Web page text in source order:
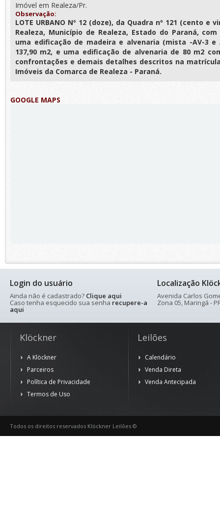
Imóvel em Realeza/Pr.
Observação:
LOTE URBANO Nº 12 (doze), da Quadra nº 121 (cento e
Realeza, Município de Realeza, Estado do Paraná,
uma edificação de madeira e alvenaria (mista -AV-3
137,90 m2, e uma edificação de alvenaria de 80 m2
confrontações e demais detalhes descritos na
Imóveis da Comarca de Realeza - Paraná.
GOOGLE MAPS
Login do usuário
Ainda não é cadastrado? Clique aqui
Caso tenha esquecido sua senha recupere-a
aqui
Localização
Avenida Carlos
Zona 05, Maringá -
Klöckner
A Klöckner
Parceiros
Política de Privacidade
Termos de Uso
Leilões
Calendário
Venda Direta
Venda Antecipada
Todos os direitos reservados Klöckner Leilões ©